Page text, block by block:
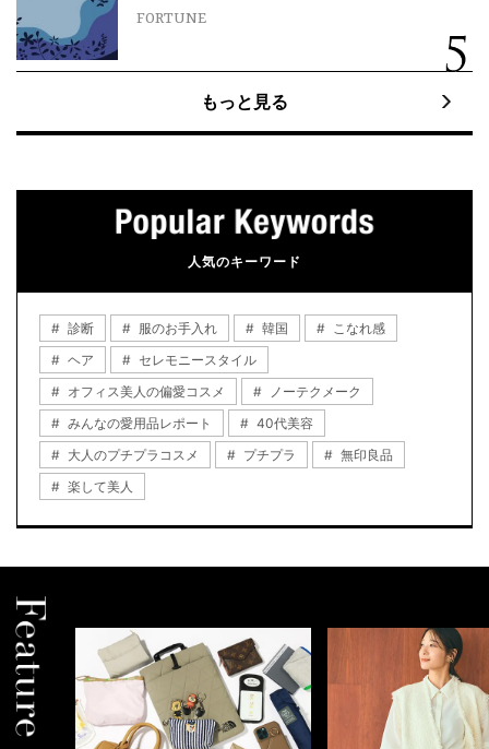
FORTUNE
もっと見る
人気のキーワード
診断 服のお手入れ 韓国
こなれ感
ヘア
セレモニースタイル
オフィス美人の偏愛コスメ
ノーテクメーク
みんなの愛用品レポート
40代美容
大人のプチプラコスメ
プチプラ
無印良品
楽して美人